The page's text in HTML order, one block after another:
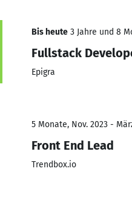
Bis heute 3 Jahre und 8
Fullstack
Epigra
5 Monate, Nov. 2023 -
Front End Lead
Trendbox.io